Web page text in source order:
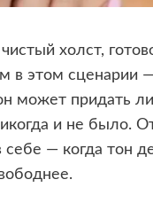
холст,
в этом сценарии
может придать
и не было.
себе — когда тон